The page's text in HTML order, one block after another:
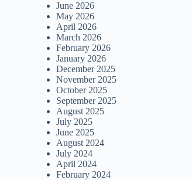
June 2026
May 2026
April 2026
March 2026
February 2026
January 2026
December 2025
November 2025
October 2025
September 2025
August 2025
July 2025
June 2025
August 2024
July 2024
April 2024
February 2024